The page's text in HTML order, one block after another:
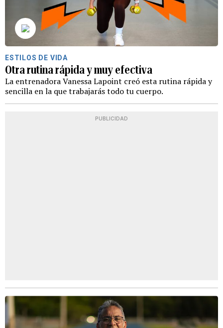
ESTILOS DE VIDA
Otra rutina rápida y muy efectiva
La entrenadora Vanessa Lapoint creó esta rutina rápida y
sencilla en la que trabajarás todo tu cuerpo.
PUBLICIDAD